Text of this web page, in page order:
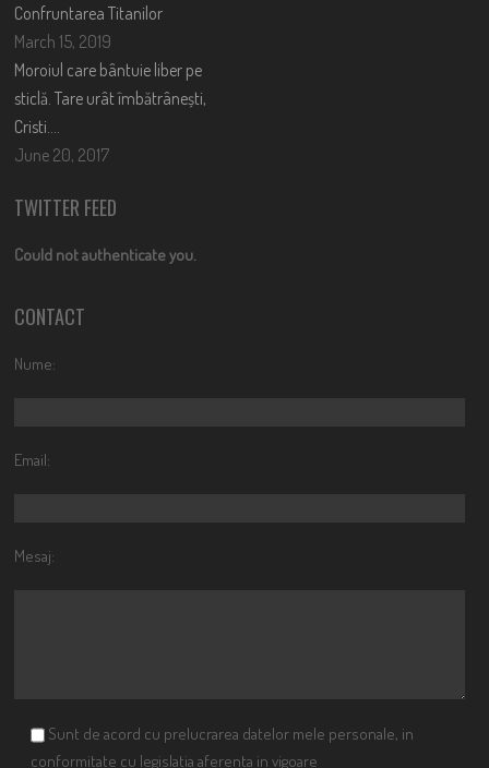
Confruntarea Titanilor
March 15, 2019
Moroiul care bântuie liber pe
sticlă. Tare urât îmbătrânești,
Cristi….
June 20, 2017
TWITTER FEED
Could not authenticate you.
CONTACT
Nume:
Email:
Mesaj:
Sunt de acord cu prelucrarea datelor mele personale, in
conformitate cu legislatia aferenta in vigoare